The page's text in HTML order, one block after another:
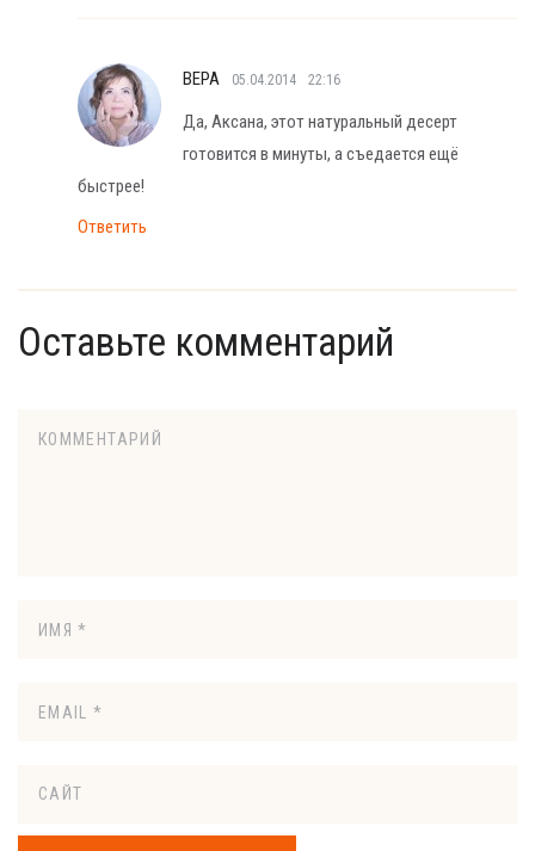
ВЕРА 05.04.2014 22:16
Да, Аксана, этот натуральный десерт
готовится в минуты, а съедается ещё
быстрее!
Ответить
Оставьте комментарий